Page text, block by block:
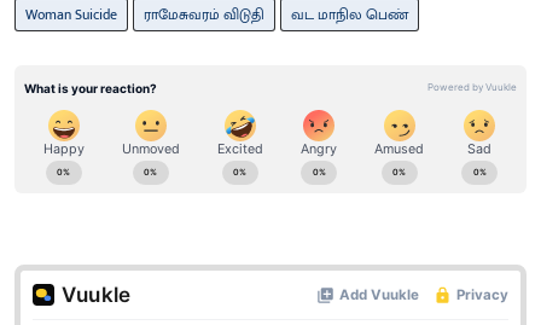
Woman Suicide
ராமேசுவரம் விடுதி வட மாநில பெண்